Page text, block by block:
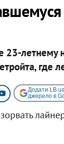
23-летнему
где
Додати
джерело в